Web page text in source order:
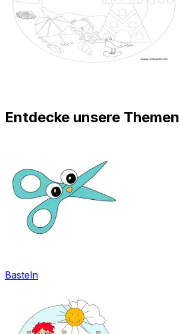
Entdecke unsere Themen
Basteln